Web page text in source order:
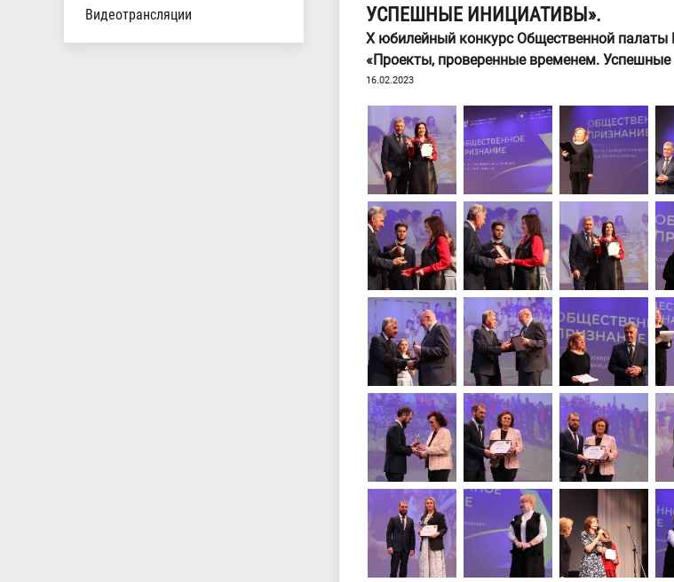
Видеотрансляции
УСПЕШНЫЕ ИНИЦИАТИВЫ».
Х юбилейный конкурс Общественной палаты
«Проекты, проверенные временем.
16.02.2023